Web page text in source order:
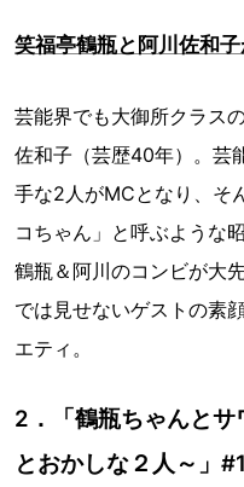
笑福亭鶴瓶と阿川佐和
芸能界でも大御所クラス
佐和子（芸歴40年）。芸
手な2人がMCとなり、そ
コちゃん」と呼ぶような
鶴瓶＆阿川のコンビが大
では見せないゲストの素
エティ。
2．「鶴瓶ちゃんと
とおかしな２人～」